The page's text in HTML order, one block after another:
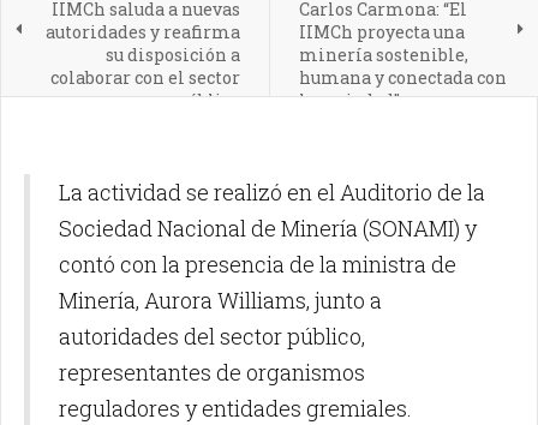
IIMCh saluda a nuevas
autoridades y reafirma
su disposición a
colaborar con el sector
público
Carlos Carmona: “El
IIMCh proyecta una
minería sostenible,
humana y conectada con
la sociedad”
La actividad se realizó en el Auditorio de la
Sociedad Nacional de Minería (SONAMI) y
contó con la presencia de la ministra de
Minería, Aurora Williams, junto a
autoridades del sector público,
representantes de organismos
reguladores y entidades gremiales.